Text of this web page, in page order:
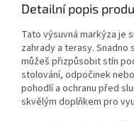
Detailní popis
Tato výsuvná markýza je
zahrady a terasy.
můžeš přizpůsobit stín
stolování, odpočinek
pohodlí a ochranu před
skvělým doplňkem pro